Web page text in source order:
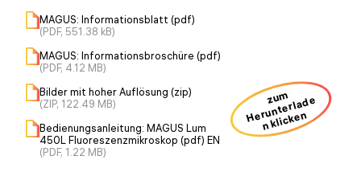
MAGUS: Informationsblatt (pdf)
(PDF, 551.38 kB)
MAGUS: Informationsbroschüre (pdf)
(PDF, 4.12 MB)
Bilder mit hoher Auflösung (zip)
(ZIP, 122.49 MB)
Bedienungsanleitung: MAGUS Lum
450L Fluoreszenzmikroskop (pdf) EN
(PDF, 1.22 MB)
zum
H
er
u
nt
erl
a
d
e
n kli
ck
e
n